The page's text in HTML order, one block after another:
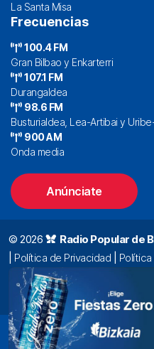
La Santa Misa
Frecuencias
100.4 FM
Gran Bilbao y Enkarterri
107.1 FM
Durangaldea
98.6 FM
Busturialdea, Lea-Artibai y
900 AM
Onda media
Anúnciate
© 2026 Radio Popular de
Política de Privacidad
Alda. Mazarredo, 47 – 7º
oyentes@radiopopular.com